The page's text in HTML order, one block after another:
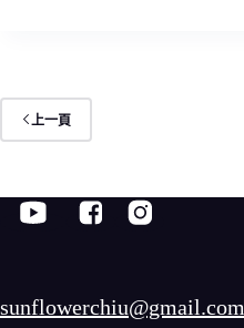
上一頁
sunflowerchiu@gmail.com